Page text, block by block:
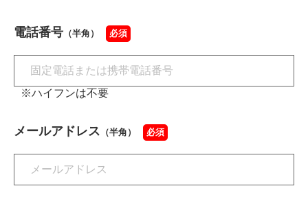
電話番号 （半角） 必須
※ハイフンは不要
メールアドレス （半角） 必須